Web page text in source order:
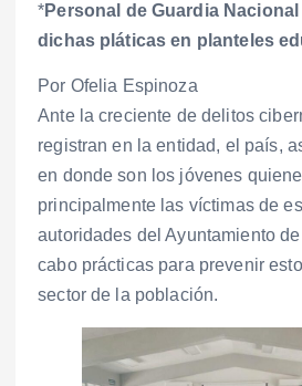
*Personal de Guardia
dichas pláticas en planteles
Por Ofelia Espinoza
Ante la creciente de delitos
registran en la entidad, el país,
en donde son los jóvenes
principalmente las víctimas de
autoridades del Ayuntamiento
cabo prácticas para prevenir
sector de la población.